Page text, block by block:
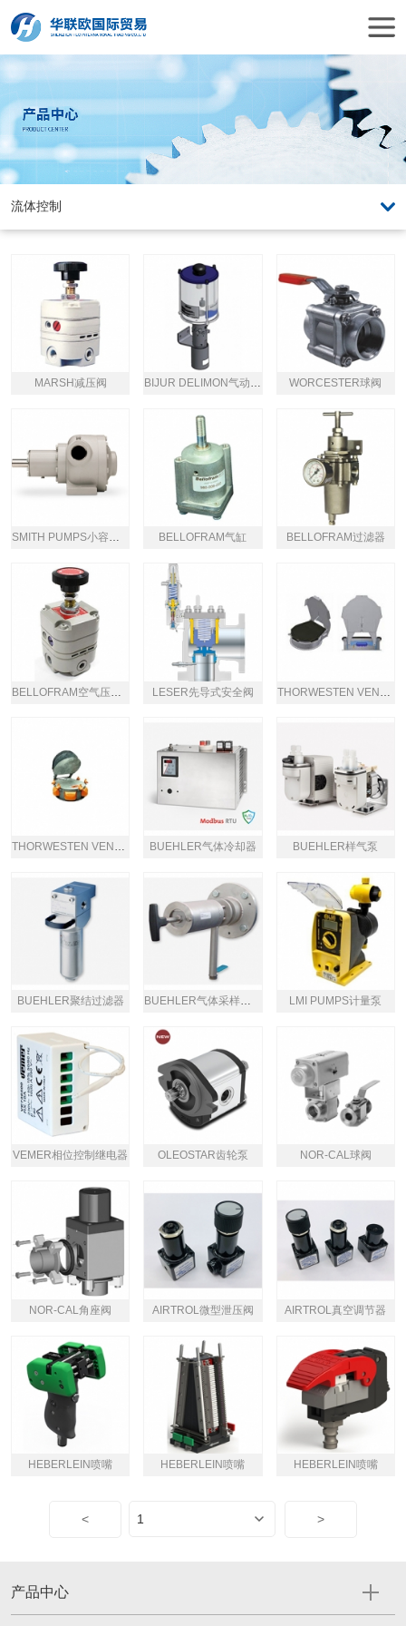
MARSH减压阀 BIJUR DELIMON气动润滑泵 WORCESTER球阀
SMITH PUMPS小容量泵 BELLOFRAM气缸 BELLOFRAM过滤器
LESER先导式安全阀
THORWESTEN VENT气垫防爆门 BUEHLER气体冷却器 BUEHLER样气泵
BUEHLER聚结过滤器 BUEHLER气体采样探头 LMI PUMPS计量泵
VEMER相位控制继电器 OLEOSTAR齿轮泵 NOR-CAL球阀
NOR-CAL角座阀 AIRTROL微型泄压阀 AIRTROL真空调节器
HEBERLEIN喷嘴 HEBERLEIN喷嘴 HEBERLEIN喷嘴
< >
产品中心